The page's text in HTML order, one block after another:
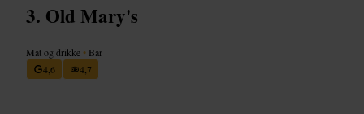
Old Mary's
Mat og drikke • Bar
4,6
4,7